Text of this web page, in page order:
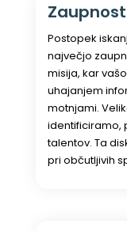
Postopek
največjo
misija, kar
uhajanjem
motnjami.
identificiramo,
talentov. Ta
pri občutljivih